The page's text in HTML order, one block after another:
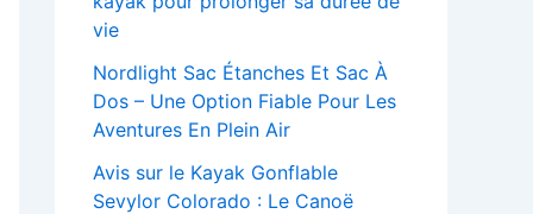
vie
Nordlight Sac Étanches Et Sac À
Dos – Une Option Fiable Pour Les
Aventures En Plein Air
Avis sur le Kayak Gonflable
Sevylor Colorado : Le Canoë